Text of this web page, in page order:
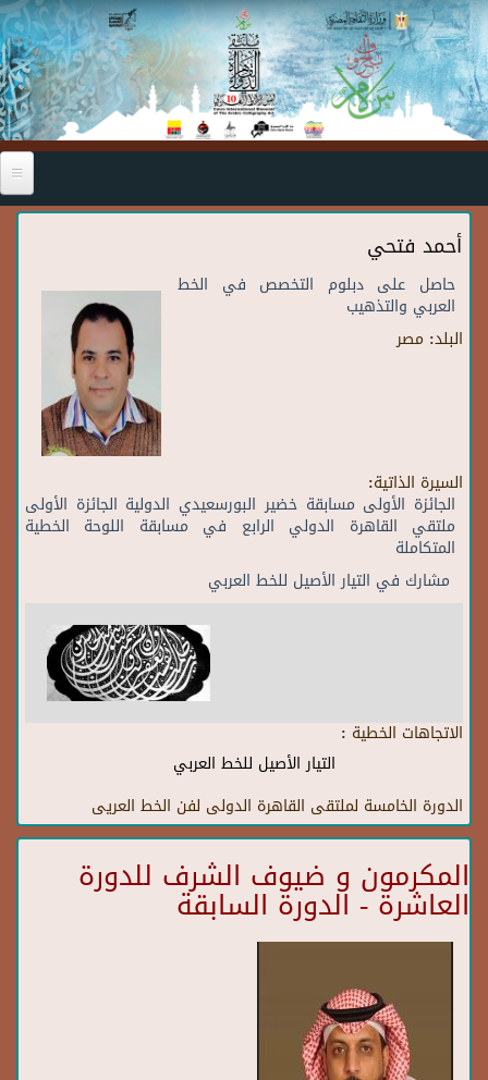
Skip to main content
أحمد فتحي
حاصل على دبلوم التخصص في الخط
العربي والتذهيب
البلد: مصر
السيرة الذاتية:
الجائزة الأولى مسابقة خضير البورسعيدي الدولية الجائزة الأولى
ملتقي القاهرة الدولي الرابع في مسابقة اللوحة الخطية
المتكاملة
مشارك في التيار الأصيل للخط العربي
الاتجاهات الخطية :
التيار الأصيل للخط العربي
الدورة الخامسة لملتقى القاهرة الدولى لفن الخط العريى
المكرمون و ضيوف الشرف للدورة
العاشرة - الدورة السابقة